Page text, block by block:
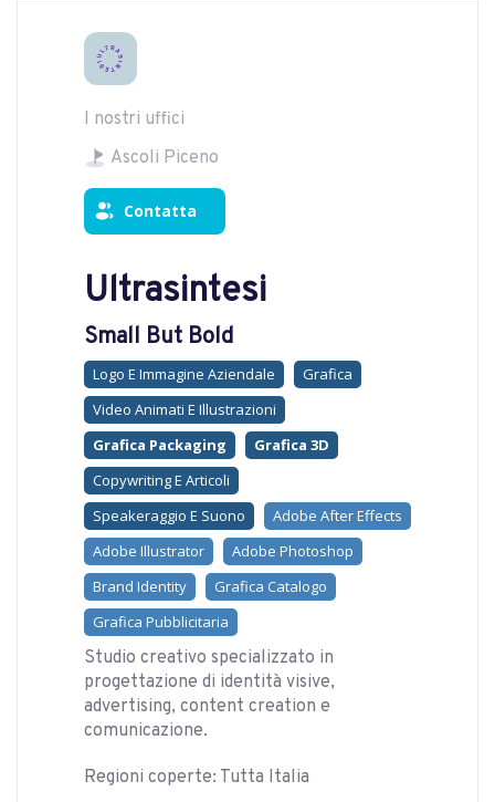
I nostri uffici
Ascoli Piceno
Contatta
Ultrasintesi
Small But Bold
Logo E Immagine Aziendale
Grafica
Video Animati E Illustrazioni
Grafica Packaging
Grafica 3D
Copywriting E Articoli
Speakeraggio E Suono
Adobe After Effects
Adobe Illustrator
Adobe Photoshop
Brand Identity
Grafica Catalogo
Grafica Pubblicitaria
Studio creativo specializzato in
progettazione di identità visive,
advertising, content creation e
comunicazione.
Regioni coperte: Tutta Italia